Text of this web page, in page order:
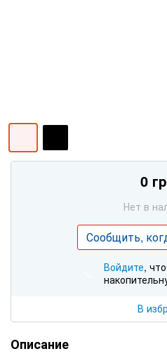
0
Нет в
Сообщить,
Войдите,
В
Описание